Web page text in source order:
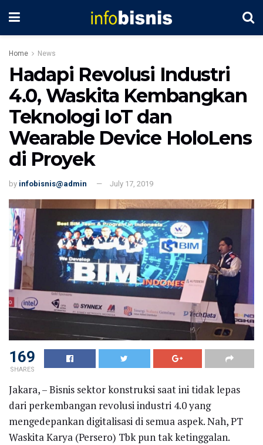
Home News
Hadapi Revolusi Industri
4.0, Waskita Kembangkan
Teknologi IoT dan
Wearable Device HoloLens
di Proyek
by infobisnis@admin July 17, 2019
169
SHARES
Jakara, – Bisnis sektor konstruksi saat ini tidak lepas
dari perkembangan revolusi industri 4.0 yang
mengedepankan digitalisasi di semua aspek. Nah, PT
Waskita Karya (Persero) Tbk pun tak ketinggalan.